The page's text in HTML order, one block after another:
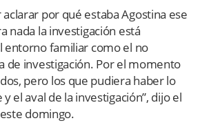
aclarar por qué estaba Agostina ese
nada la investigación está
entorno familiar como el no
de investigación. Por el momento
pero los que pudiera haber lo
el aval de la investigación”, dijo el
domingo.